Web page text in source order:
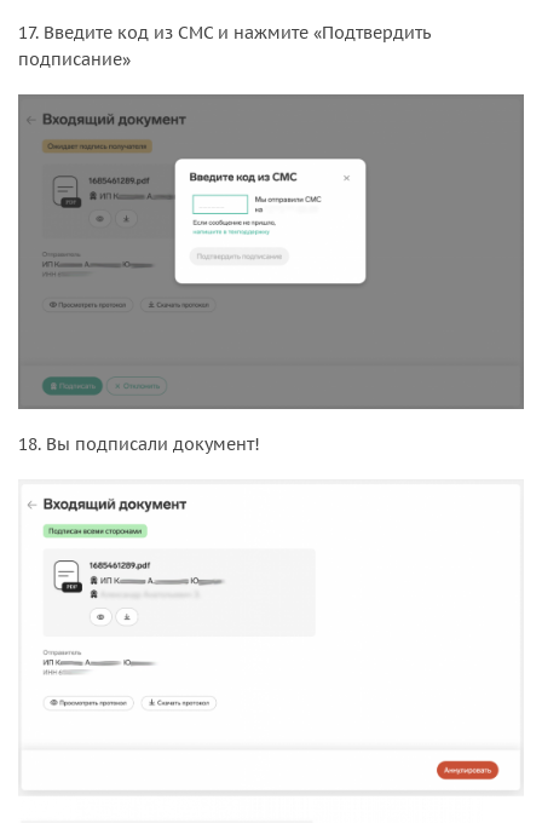
17. Введите код из СМС и нажмите «Подтвердить
подписание»
18. Вы подписали документ!